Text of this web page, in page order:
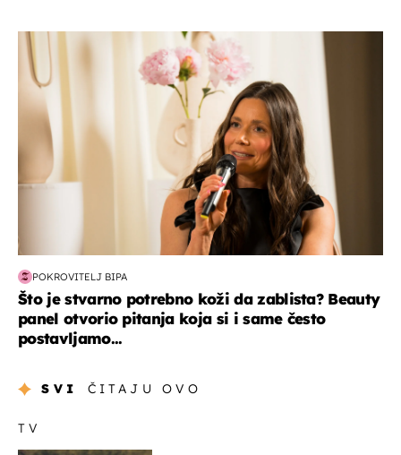
moda & ljepota
POKROVITELJ BIPA
Što je stvarno potrebno koži da zablista? Beauty
panel otvorio pitanja koja si i same često
postavljamo...
SVI ČITAJU OVO
TV